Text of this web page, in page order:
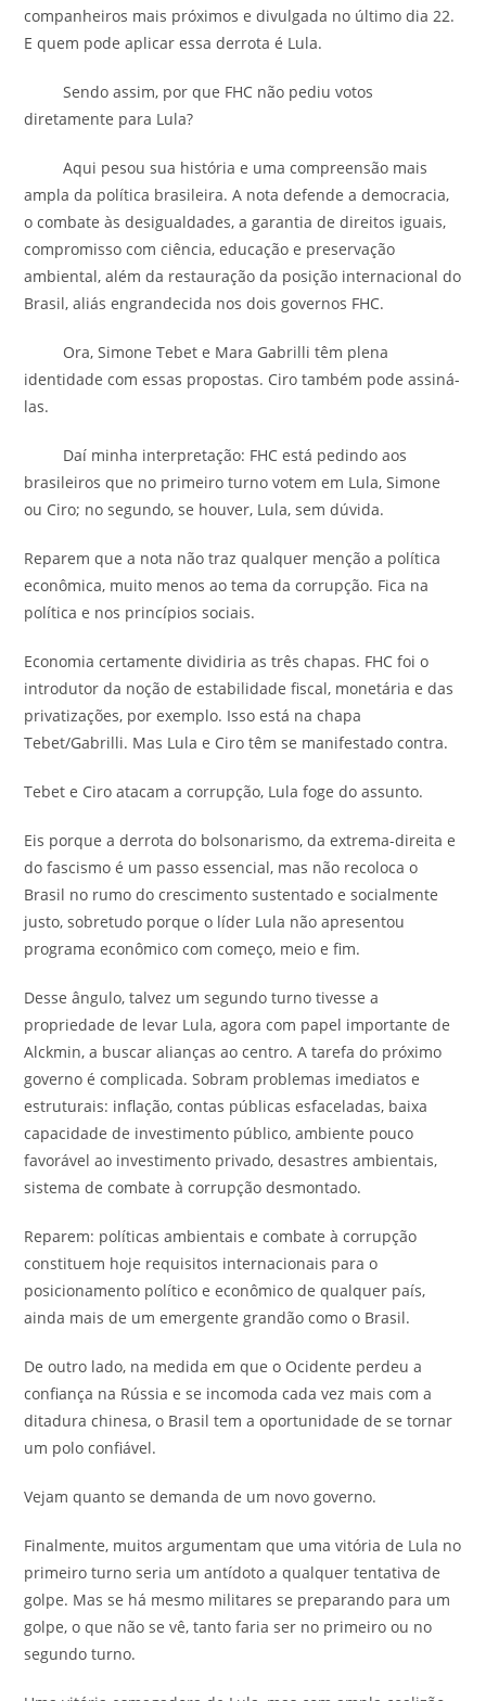
companheiros mais próximos e divulgada no último dia 22.
E quem pode aplicar essa derrota é Lula.
Sendo assim, por que FHC não pediu votos
diretamente para Lula?
Aqui pesou sua história e uma compreensão mais
ampla da política brasileira. A nota defende a democracia,
o combate às desigualdades, a garantia de direitos iguais,
compromisso com ciência, educação e preservação
ambiental, além da restauração da posição internacional do
Brasil, aliás engrandecida nos dois governos FHC.
Ora, Simone Tebet e Mara Gabrilli têm plena
identidade com essas propostas. Ciro também pode assiná-
las.
Daí minha interpretação: FHC está pedindo aos
brasileiros que no primeiro turno votem em Lula, Simone
ou Ciro; no segundo, se houver, Lula, sem dúvida.
Reparem que a nota não traz qualquer menção a política
econômica, muito menos ao tema da corrupção. Fica na
política e nos princípios sociais.
Economia certamente dividiria as três chapas. FHC foi o
introdutor da noção de estabilidade fiscal, monetária e das
privatizações, por exemplo. Isso está na chapa
Tebet/Gabrilli. Mas Lula e Ciro têm se manifestado contra.
Tebet e Ciro atacam a corrupção, Lula foge do assunto.
Eis porque a derrota do bolsonarismo, da extrema-direita e
do fascismo é um passo essencial, mas não recoloca o
Brasil no rumo do crescimento sustentado e socialmente
justo, sobretudo porque o líder Lula não apresentou
programa econômico com começo, meio e fim.
Desse ângulo, talvez um segundo turno tivesse a
propriedade de levar Lula, agora com papel importante de
Alckmin, a buscar alianças ao centro. A tarefa do próximo
governo é complicada. Sobram problemas imediatos e
estruturais: inflação, contas públicas esfaceladas, baixa
capacidade de investimento público, ambiente pouco
favorável ao investimento privado, desastres ambientais,
sistema de combate à corrupção desmontado.
Reparem: políticas ambientais e combate à corrupção
constituem hoje requisitos internacionais para o
posicionamento político e econômico de qualquer país,
ainda mais de um emergente grandão como o Brasil.
De outro lado, na medida em que o Ocidente perdeu a
confiança na Rússia e se incomoda cada vez mais com a
ditadura chinesa, o Brasil tem a oportunidade de se tornar
um polo confiável.
Vejam quanto se demanda de um novo governo.
Finalmente, muitos argumentam que uma vitória de Lula no
primeiro turno seria um antídoto a qualquer tentativa de
golpe. Mas se há mesmo militares se preparando para um
golpe, o que não se vê, tanto faria ser no primeiro ou no
segundo turno.